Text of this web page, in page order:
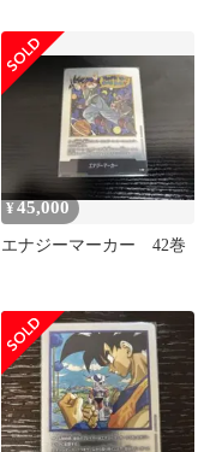
号・セル MANGA
BOOSTER
¥45,000
エナジーマーカー 42巻